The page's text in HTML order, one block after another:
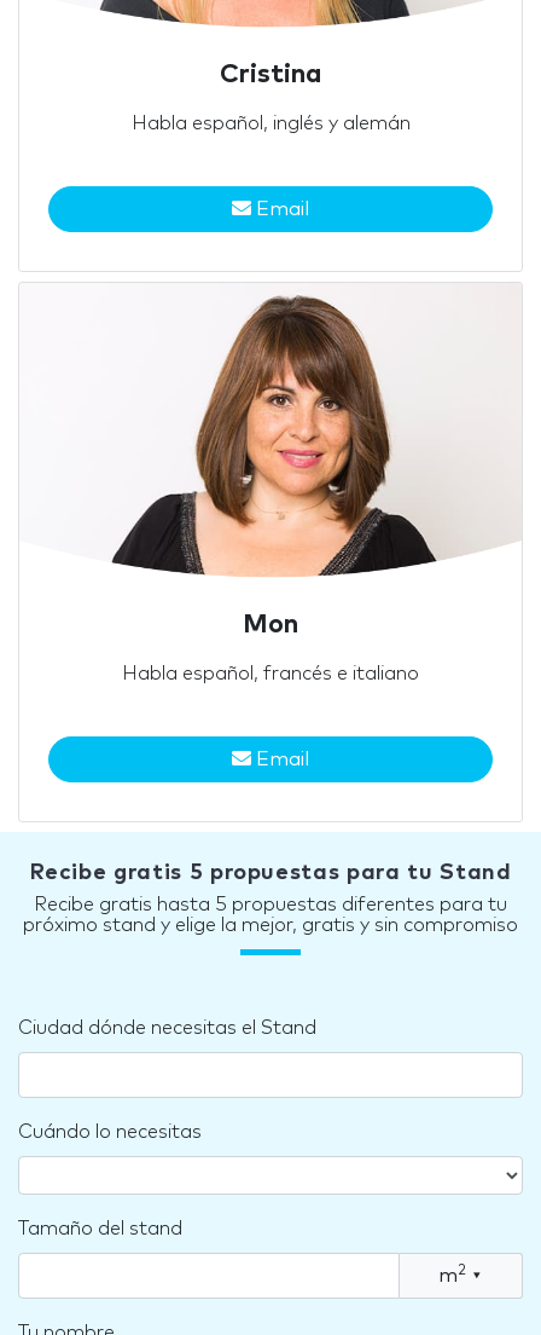
Cristina
Habla español, inglés y alemán
Email
Mon
Habla español, francés e italiano
Email
Recibe gratis 5 propuestas para tu Stand
Recibe gratis hasta 5 propuestas diferentes para tu
próximo stand y elige la mejor, gratis y sin compromiso
Ciudad dónde necesitas el Stand
Cuándo lo necesitas
Tamaño del stand
m2 ▾